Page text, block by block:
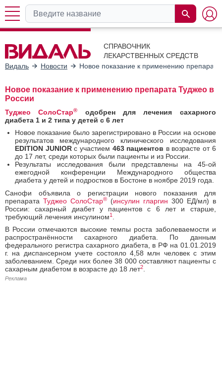
СПРАВОЧНИК
ЛЕКАРСТВЕННЫХ СРЕДСТВ
Видаль
Новости Новое показание к применению
Новое показание к применению препарата Туджео в
России
Туджео СолоСтар®
одобрен для лечения сахарного
диабета 1 и 2 типа у детей с 6 лет
Новое показание было зарегистрировано в России на основе
результатов международного клинического исследования
EDITION JUNIORс участием 463 пациентов в возрасте от 6
до 17 лет, среди которых были пациенты и из России.
Результаты исследования были представлены на 45-ой
ежегодной конференции Международного общества
диабета у детей и подростков в Бостоне в ноябре 2019 года.
Санофи объявила о регистрации нового показания для
препарата Туджео СолоСтар®(инсулин гларгин 300 ЕД/мл) в
России: сахарный диабет у пациентов с 6 лет и старше,
требующий лечения инсулином1
В России отмечаются высокие темпы роста заболеваемости и
распространённости сахарного диабета. По данным
федерального регистра сахарного диабета, в РФ на 01.01.2019
г. на диспансерном учете состояло 4,58 млн человек с этим
заболеванием. Среди них более 38 000 составляют пациенты с
сахарным диабетом в возрасте до 18 лет2
Реклама